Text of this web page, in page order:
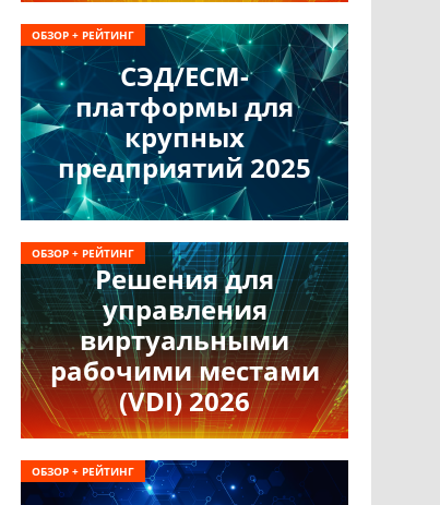
СЭД/ECM-
платформы для
крупных
предприятий 2025
ОБЗОР + РЕЙТИНГ
Решения для
управления
виртуальными
рабочими местами
(VDI) 2026
ОБЗОР + РЕЙТИНГ
ОБЗОР + РЕЙТИНГ